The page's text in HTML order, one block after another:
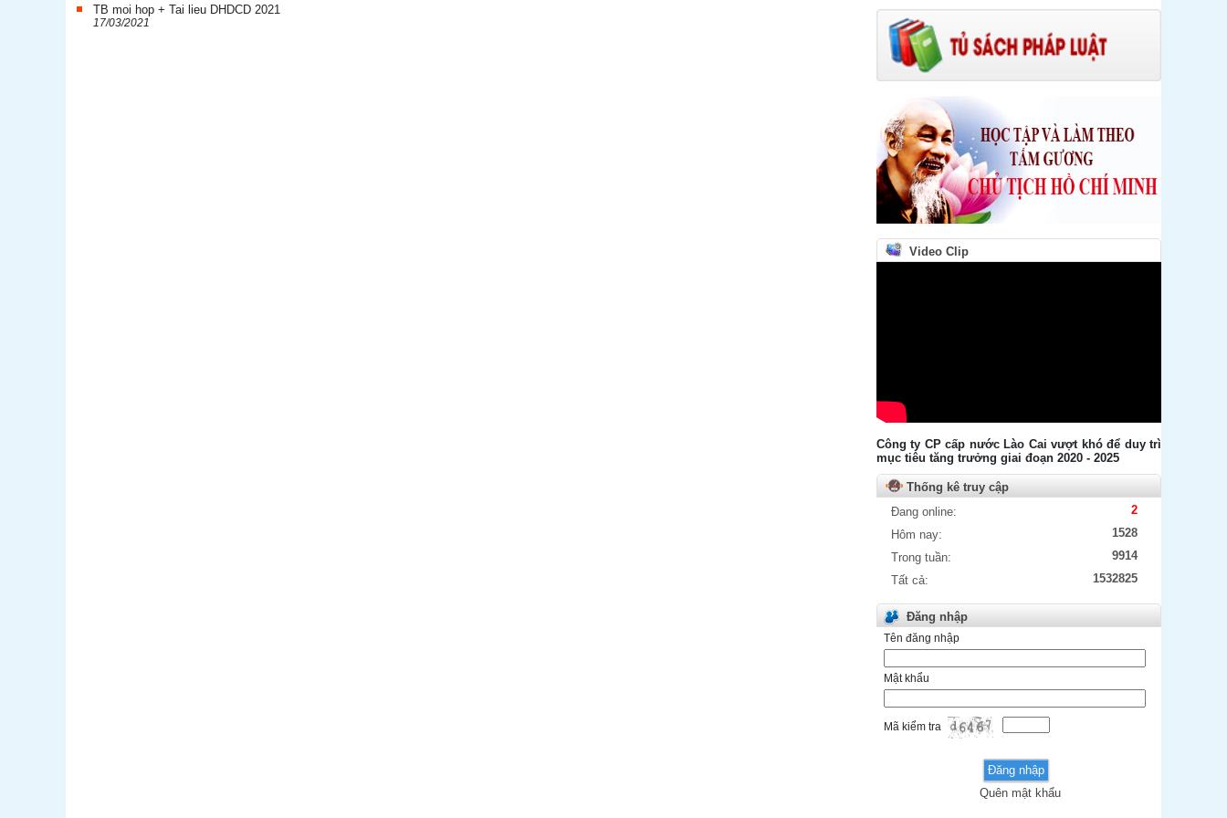
TB moi hop + Tai lieu DHDCD 2021
17/03/2021 Công văn số: Số 85/CV-CNLC
Ngày : 18/02/2022
Xem chi tiết ...
Tải về
Quyết định số: Số 2770/QĐ-UBND
Ngày : 27/08/2015
Xem chi tiết ...
Quyết định số: Số 263/QĐ-KDNS
Ngày : 28/08/2015
Xem chi tiết ...
Tải về
Quyết định số: Số 262/QĐ-KDNS
Video Clip
Công ty CP cấp nước Lào Cai vượt khó để duy trì
mục tiêu tăng trưởng giai đoạn 2020 - 2025
Thống kê truy cập
Đang online:
2
Hôm nay:
1528
Trong tuần:
9914
Tất cả:
1532825
Đăng nhập
Tên đăng nhập
Mật khẩu
Mã kiểm tra
Quên mật khẩu